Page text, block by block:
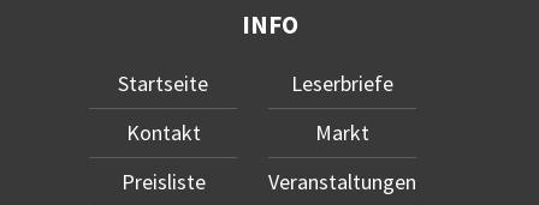
INFO
Startseite
Kontakt
Preisliste
Leserbriefe
Markt
Veranstaltungen